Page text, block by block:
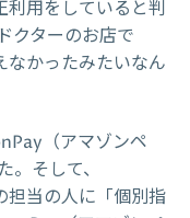
用をしていると判
クターのお店で
かったみたいなん
（アマゾンペ
そして、
当の人に「個別指